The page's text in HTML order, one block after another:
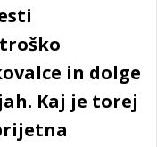
in dolge
Kaj je torej